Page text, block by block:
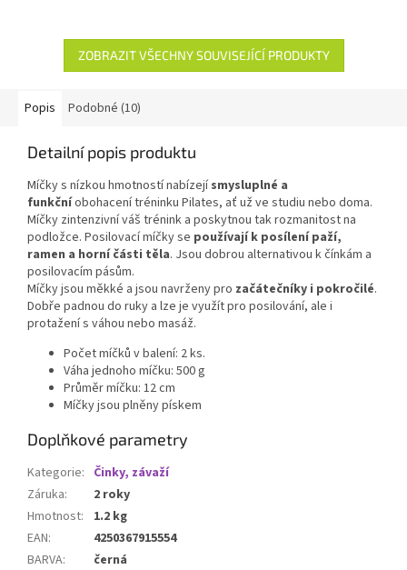
Ideální pro každodenní použití.
ZOBRAZIT VŠECHNY SOUVISEJÍCÍ PRODUKTY
Popis Podobné (10)
Detailní popis produktu
Míčky s nízkou hmotností nabízejí smysluplné a
funkčníobohacení tréninku Pilates, ať už ve studiu nebo doma.
Míčky zintenzivní váš trénink a poskytnou tak rozmanitost na
podložce. Posilovací míčky se používají k posílení paží,
ramen a horní části těla. Jsou dobrou alternativou k čínkám a
posilovacím pásům.
Míčky jsou měkké a jsou navrženy pro začátečníky i pokročilé.
Dobře padnou do ruky a lze je využít pro posilování, ale i
protažení s váhou nebo masáž.
Počet míčků v balení: 2 ks.
Váha jednoho míčku: 500 g
Průměr míčku: 12 cm
Míčky jsou plněny pískem
Doplňkové parametry
Kategorie: Činky, závaží
Záruka:
2 roky
Hmotnost:
1.2 kg
EAN:
4250367915554
BARVA:
černá